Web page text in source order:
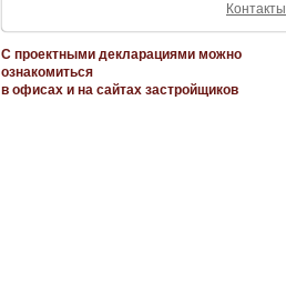
Контакты
С проектными декларациями можно
ознакомиться
в офисах и на сайтах застройщиков